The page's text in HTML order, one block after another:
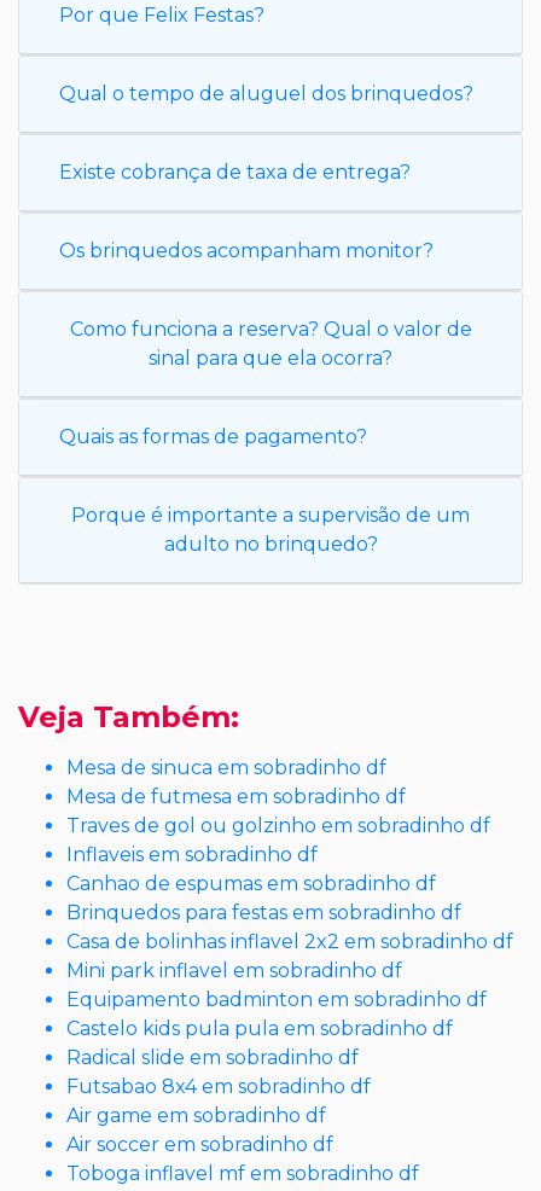
Por que Felix Festas?
Qual o tempo de aluguel dos brinquedos?
Existe cobrança de taxa de entrega?
Os brinquedos acompanham monitor?
Como funciona a reserva? Qual o valor de
sinal para que ela ocorra?
Quais as formas de pagamento?
Porque é importante a supervisão de um
adulto no brinquedo?
Veja Também:
Mesa de sinuca em sobradinho df
Mesa de futmesa em sobradinho df
Traves de gol ou golzinho em sobradinho df
Inflaveis em sobradinho df
Canhao de espumas em sobradinho df
Brinquedos para festas em sobradinho df
Casa de bolinhas inflavel 2x2 em sobradinho df
Mini park inflavel em sobradinho df
Equipamento badminton em sobradinho df
Castelo kids pula pula em sobradinho df
Radical slide em sobradinho df
Futsabao 8x4 em sobradinho df
Air game em sobradinho df
Air soccer em sobradinho df
Toboga inflavel mf em sobradinho df